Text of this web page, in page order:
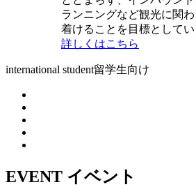
ランニングなど観光に関
着けることを目標としてい
詳しくはこちら
international student留学生向け
EVENT イベント